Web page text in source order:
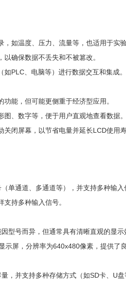
如温度、压力、流量等，也适用于实
确保数据不丢失和不被篡改。
PLC、电脑等）进行数据交互和集成。
能，但可能更侧重于经济型应用。
、数字等，便于用户直观地查看数据。
闭屏幕，以节省电量并延长LCD使用寿
单通道、多通道等），并支持多种输
持多种输入信号。
型号而异，但通常具有清晰直观的显示
屏，分辨率为640x480像素，提供了
，并支持多种存储方式（如SD卡、U盘